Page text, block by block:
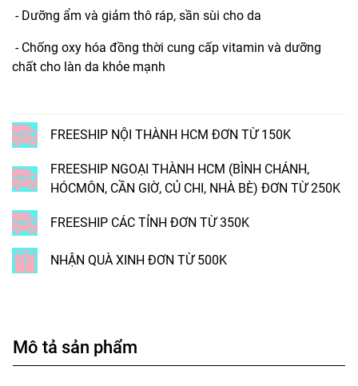
- Dưỡng ẩm và giảm thô ráp, sần sùi cho da
- Chống oxy hóa đồng thời cung cấp vitamin và dưỡng
chất cho làn da khỏe mạnh
FREESHIP NỘI THÀNH HCM ĐƠN TỪ 150K
FREESHIP NGOẠI THÀNH HCM (BÌNH CHÁNH,
HÓCMÔN, CẦN GIỜ, CỦ CHI, NHÀ BÈ) ĐƠN TỪ 250K
FREESHIP CÁC TỈNH ĐƠN TỪ 350K
NHẬN QUÀ XINH ĐƠN TỪ 500K
Mô tả sản phẩm